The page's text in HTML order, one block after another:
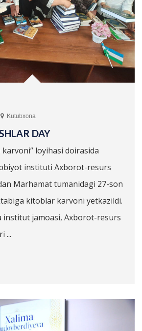
Kutubxona
DAY
loyihasi doirasida
instituti Axborot-resurs
Marhamat tumanidagi 27-son
kitoblar karvoni yetkazildi.
institut jamoasi, Axborot-resurs
...